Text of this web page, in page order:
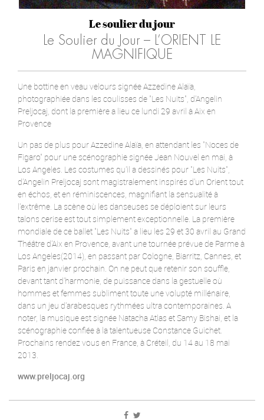
Le soulier du jour
Le Soulier du Jour – L’ORIENT LE
MAGNIFIQUE
Une bottine en veau velours signée Azzedine Alaïa,
photographiée dans les coulisses de "Les Nuits", d'Angelin
Preljocaj, dont la première a lieu ce lundi 29 avril à Aix en
Provence
Un pas de plus pour Azzedine Alaïa, en attendant les "Noces de
Figaro" pour une scénographie signée Jean Nouvel en mai, à
Los Angeles. Les costumes qu'il a dessinés pour "Les Nuits",
d'Angelin Preljocaj sont magistralement inspirés d'un Orient tout
en échos, et en réminiscences, magnifiant la sensualité à
l'extrême. La scène où les danseuses se déploient sur leurs
talons cerise est tout simplement exceptionnelle. La première
mondiale de ce ballet "Les Nuits" a lieu les 29 et 30 avril au Grand
Théâtre d'Aix en Provence, avant une tournée prévue de Parme à
Los Angeles(2014), en passant par Cologne, Biarritz, Cannes, et
Paris en janvier prochain. On ne peut que retenir son souffle,
devant tant d'harmonie, de puissance dans la gestuelle où
hommes et femmes subliment toute une volupté millénaire,
dans un jeu d'arabesques rythmées ultra contemporaines. A
noter, la musique est signée Natacha Atlas et Samy Bishai, et la
scénographie confiée à la talentueuse Constance Guichet.
Prochains rendez vous en France, à Créteil, du 14 au 18 mai
2013.
www.preljocaj.org